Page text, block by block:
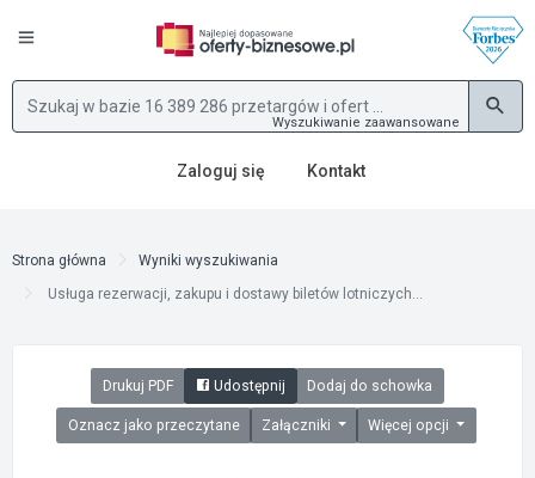
Wyszukiwanie zaawansowane
Zaloguj się Kontakt
Strona główna
Wyniki wyszukiwania
Usługa rezerwacji, zakupu i dostawy biletów lotniczych...
Drukuj PDF Udostępnij Dodaj do schowka
Oznacz jako przeczytane Załączniki Więcej opcji